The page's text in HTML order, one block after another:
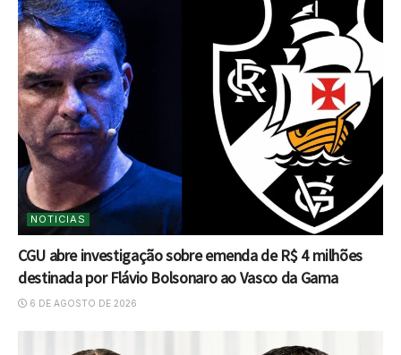
NOTICIAS
CGU abre investigação sobre emenda de R$ 4 milhões
destinada por Flávio Bolsonaro ao Vasco da Gama
6 DE AGOSTO DE 2026